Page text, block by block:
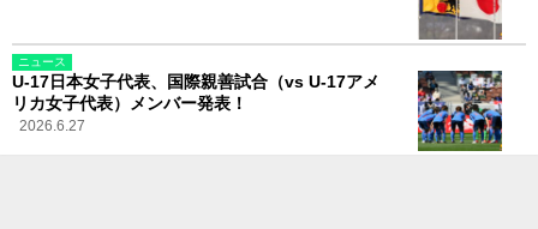
ニュース
U-17日本女子代表、国際親善試合（vs U-17アメ
リカ女子代表）メンバー発表！
2026.6.27